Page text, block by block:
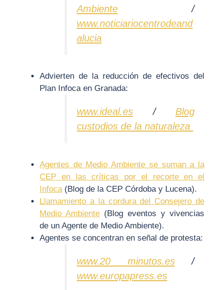
Ambiente /
www.noticiariocentrodeand
alucia
Advierten de la reducción de efectivos del
Plan Infoca en Granada:
www.ideal.es / Blog
custodios de la naturaleza
Agentes de Medio Ambiente se suman a la
CEP en las críticas por el recorte en el
Infoca(Blog de la CEP Córdoba y Lucena).
Llamamiento a la cordura del Consejero de
Medio Ambiente (Blog eventos y vivencias
de un Agente de Medio Ambiente).
Agentes se concentran en señal de protesta:
www.20 minutos.es/
www.europapress.es